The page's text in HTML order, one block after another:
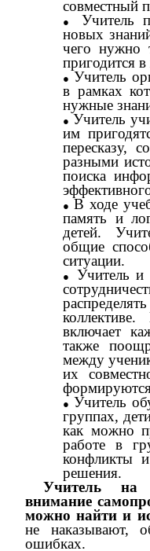
совместный
Учитель
новых
чего нужно
пригодится
Учитель
в рамках
нужные
Учитель
им
пересказу,
разными
поиска
В ходе
память и
детей.
общие
ситуации.
Учитель и
включает
также
между
их
Учитель
группах,
как можно
работе в
конфликты
решения.
Учитель на
внимание
можно найти и
не наказывают,
ошибках.